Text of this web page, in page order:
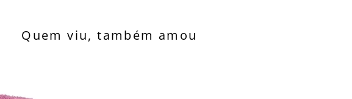
Quem viu, também amou